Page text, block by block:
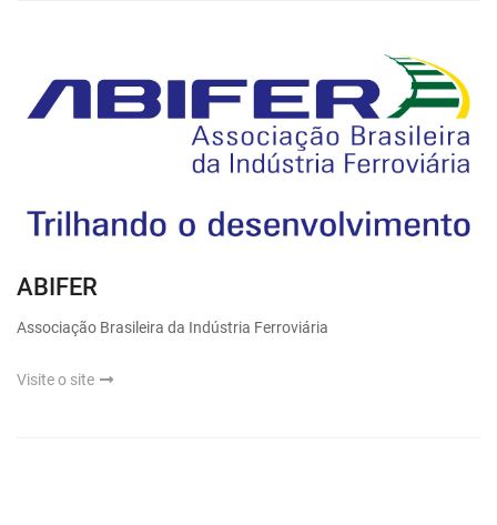
ABIFER
Associação Brasileira da Indústria Ferroviária
Visite o site